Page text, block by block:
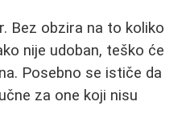
Bez obzira na to koliko
nije udoban, teško će
Posebno se ističe da
za one koji nisu